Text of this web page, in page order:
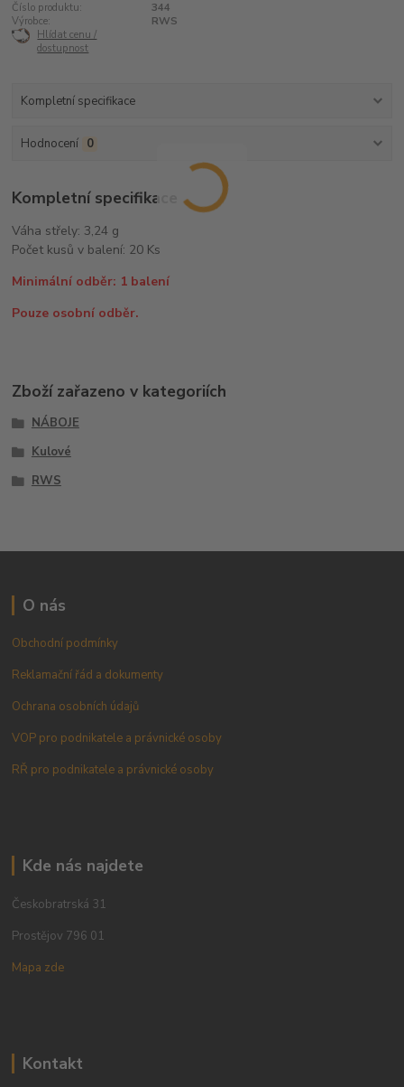
Číslo produktu:
344
Výrobce:
RWS
Hlídat cenu /
dostupnost
Kompletní specifikace
Hodnocení 0
Kompletní specifikace
Váha střely: 3,24 g
Počet kusů v balení: 20 Ks
Minimální odběr: 1 balení
Pouze osobní odběr.
Zboží zařazeno v kategoriích
NÁBOJE
Kulové
RWS
O nás
Obchodní podmínky
Reklamační řád a dokumenty
Ochrana osobních údajů
VOP pro podnikatele a právnické osoby
RŘ pro podnikatele a právnické osoby
Kde nás najdete
Českobratrská 31
Prostějov 796 01
Mapa zde
Kontakt